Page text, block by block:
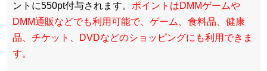
ントに550pt付与されます。 ポイントはDMMゲームや
DMM通販などでも利用可能で、ゲーム、食料品、健康
品、チケット、DVDなどのショッピングにも利用できま
す。